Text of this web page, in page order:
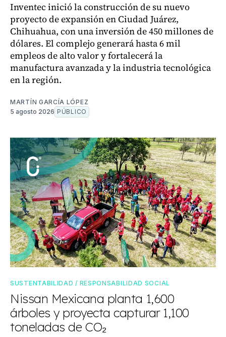
Inventec inició la construcción de su nuevo
proyecto de expansión en Ciudad Juárez,
Chihuahua, con una inversión de 450 millones de
dólares. El complejo generará hasta 6 mil
empleos de alto valor y fortalecerá la
manufactura avanzada y la industria tecnológica
en la región.
MARTÍN GARCÍA LÓPEZ
5 agosto 2026 PÚBLICO
SUSTENTABILIDAD / RESPONSABILIDAD SOCIAL
Nissan Mexicana planta 1,600
árboles y proyecta capturar 1,100
toneladas de CO₂